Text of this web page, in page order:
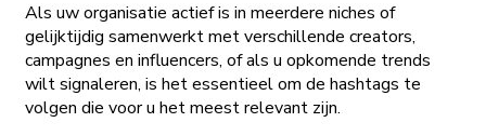
Als uw organisatie actief is in meerdere niches of
gelijktijdig samenwerkt met verschillende creators,
campagnes en influencers, of als u opkomende trends
wilt signaleren, is het essentieel om de hashtags te
volgen die voor u het meest relevant zijn.